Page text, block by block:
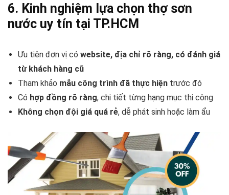
6. Kinh nghiệm lựa chọn thợ sơn
nước uy tín tại TP.HCM
Ưu tiên đơn vị có website, địa chỉ rõ ràng, có đánh giá
từ khách hàng cũ
Tham khảo mẫu công trình đã thực hiện trước đó
Có hợp đồng rõ ràng, chi tiết từng hạng mục thi công
Không chọn đội giá quá rẻ, dễ phát sinh hoặc làm ẩu